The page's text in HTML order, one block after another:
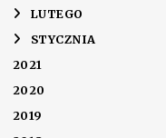
► LUTEGO
► STYCZNIA
2021
2020
2019